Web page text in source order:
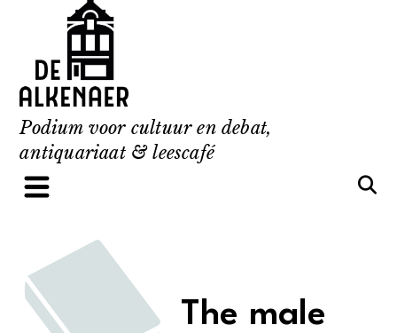
content
Podium voor cultuur en debat,
antiquariaat & leescafé
The male